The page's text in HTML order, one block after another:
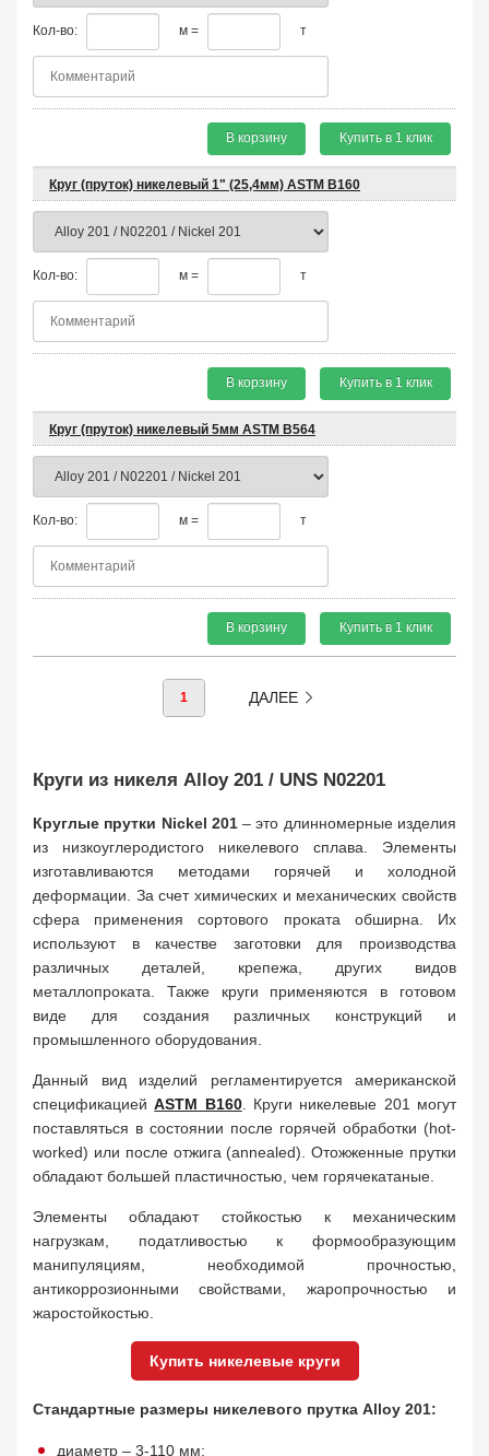
Кол-во: м = т
В корзину Купить в 1 клик
Круг (пруток) никелевый 1" (25,4мм) ASTM B160
Кол-во: м = т
В корзину Купить в 1 клик
Круг (пруток) никелевый 5мм ASTM B564
Кол-во: м = т
В корзину Купить в 1 клик
1 ДАЛЕЕ
Круги из никеля Alloy 201 / UNS N02201
Круглые прутки Nickel 201– это длинномерные изделия
из низкоуглеродистого никелевого сплава. Элементы
изготавливаются методами горячей и холодной
деформации. За счет химических и механических свойств
сфера применения сортового проката обширна. Их
используют в качестве заготовки для производства
различных деталей, крепежа, других видов
металлопроката. Также круги применяются в готовом
виде для создания различных конструкций и
промышленного оборудования.
Данный вид изделий регламентируется американской
спецификациейASTM B160. Круги никелевые 201 могут
поставляться в состоянии после горячей обработки (hot-
worked) или после отжига (annealed). Отожженные прутки
обладают большей пластичностью, чем горячекатаные.
Элементы обладают стойкостью к механическим
нагрузкам, податливостью к формообразующим
манипуляциям, необходимой прочностью,
антикоррозионными свойствами, жаропрочностью и
жаростойкостью.
Купить никелевые круги
Стандартные размеры никелевого прутка Alloy 201:
диаметр – 3-110 мм;